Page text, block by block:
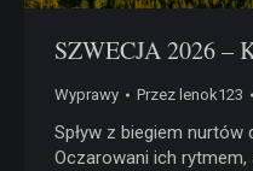
SZWECJA 2026 –
Wyprawy Przez lenok123
Spływ z biegiem
Oczarowani ich rytmem,